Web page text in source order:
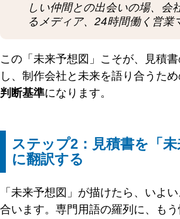
しい仲間との出会いの場、会
るメディア、24時間働く営業
この「未来予想図」こそが、見積
し、制作会社と未来を語り合うため
判断基準になります。
ステップ2：見積書を「未
に翻訳する
「未来予想図」が描けたら、いよ
合います。専門用語の羅列に、も